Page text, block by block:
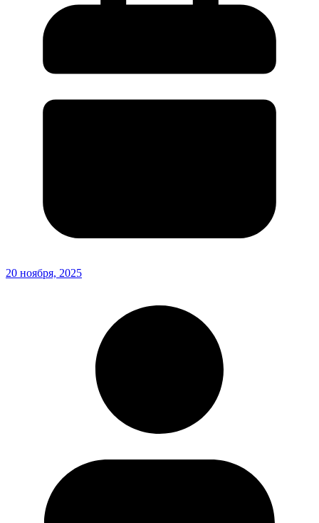
20 ноября, 2025